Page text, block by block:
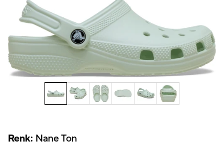
Renk: Nane Ton